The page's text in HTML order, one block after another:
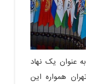
عنوان یک نهاد
همواره این